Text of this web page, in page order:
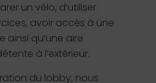
un vélo, d’utiliser
avoir accès à une
ainsi qu’une aire
à l’extérieur.
du lobby, nous